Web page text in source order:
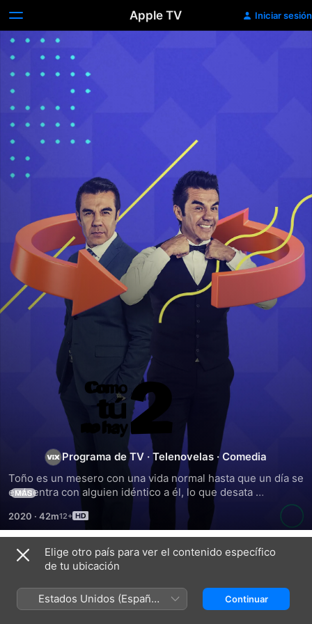
Apple TV Iniciar sesión
Como
Tú
No
Hay
2
Programa de TV ·Telenovelas ·Comedia
Toño es un mesero con una vida normal hasta que un día se
encuentra con alguien idéntico a él, lo que desata
emocionantes aventuras cuando lo confunden con un
millonario.
MÁS
2020 · 42m
Temporada 1
Elige otro país para ver el contenido específico
de tu ubicación
Estados Unidos (Español
México)
Continuar